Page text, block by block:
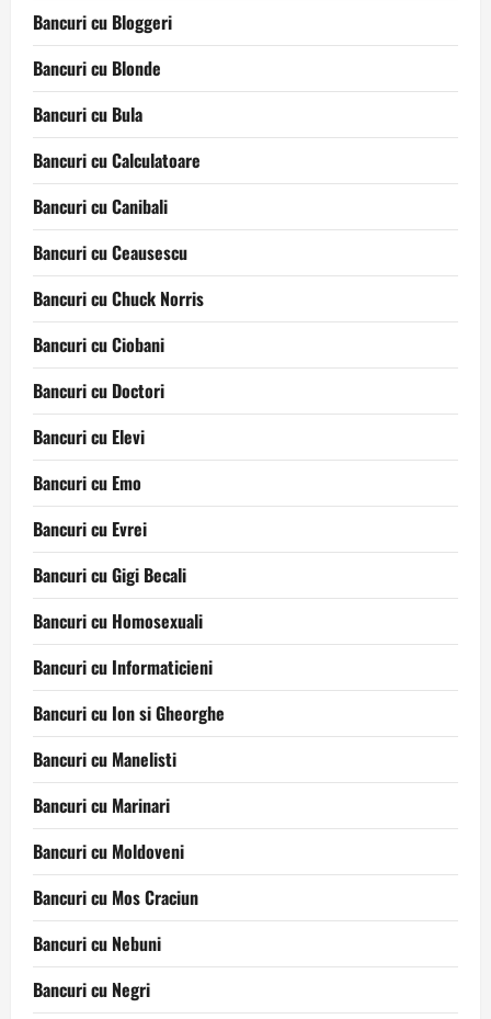
Bancuri cu Bloggeri
Bancuri cu Blonde
Bancuri cu Bula
Bancuri cu Calculatoare
Bancuri cu Canibali
Bancuri cu Ceausescu
Bancuri cu Chuck Norris
Bancuri cu Ciobani
Bancuri cu Doctori
Bancuri cu Elevi
Bancuri cu Emo
Bancuri cu Evrei
Bancuri cu Gigi Becali
Bancuri cu Homosexuali
Bancuri cu Informaticieni
Bancuri cu Ion si Gheorghe
Bancuri cu Manelisti
Bancuri cu Marinari
Bancuri cu Moldoveni
Bancuri cu Mos Craciun
Bancuri cu Nebuni
Bancuri cu Negri